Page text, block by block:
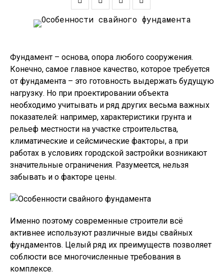
Фундамент – основа, опора любого сооружения.
Конечно, самое главное качество, которое требуется
от фундамента – это готовность выдержать будущую
нагрузку. Но при проектировании объекта
необходимо учитывать и ряд других весьма важных
показателей: например, характеристики грунта и
рельеф местности на участке строительства,
климатические и сейсмические факторы, а при
работах в условиях городской застройки возникают
значительные ограничения. Разумеется, нельзя
забывать и о факторе цены.
Именно поэтому современные строители всё
активнее используют различные виды свайных
фундаментов. Целый ряд их преимуществ позволяет
соблюсти все многочисленные требования в
комплексе.